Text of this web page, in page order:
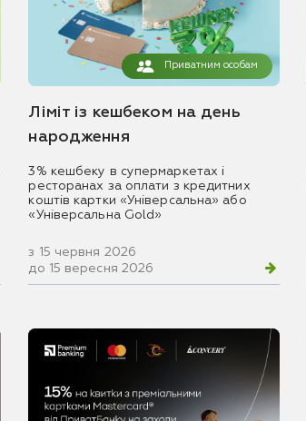
Приватним особам
Ліміт із кешбеком на день
народження
3% кешбеку в супермаркетах і
ресторанах за оплати з кредитних
коштів картки «Універсальна» або
«Універсальна Gold»
з 15 червня 2026
до 15 вересня 2026